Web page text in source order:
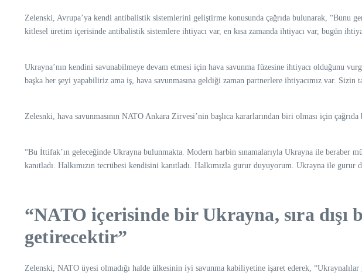
Zelenski, Avrupa’ya kendi antibalistik sistemlerini geliştirme konusunda çağrıda bulunarak, “Bunu
kitlesel üretim içerisinde antibalistik sistemlere ihtiyacı var, en kısa zamanda ihtiyacı var, bugün
Ukrayna’nın kendini savunabilmeye devam etmesi için hava savunma füzesine ihtiyacı olduğunu
başka her şeyi yapabiliriz ama iş, hava savunmasına geldiği zaman partnerlere ihtiyacımız var. Sizin
Zelesnki, hava savunmasının NATO Ankara Zirvesi’nin başlıca kararlarından biri olması için
“Bu İttifak’ın geleceğinde Ukrayna bulunmakta. Modern harbin sınamalarıyla Ukrayna ile beraber
kanıtladı. Halkımızın tecrübesi kendisini kanıtladı. Halkımızla gurur duyuyorum. Ukrayna ile gurur
“NATO içerisinde bir Ukrayna, sıra
getirecektir”
Zelenski, NATO üyesi olmadığı halde ülkesinin iyi savunma kabiliyetine işaret ederek,